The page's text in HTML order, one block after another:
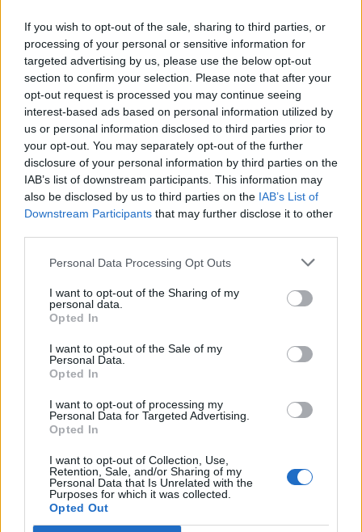
If you wish to opt-out of the sale, sharing to third parties, or
processing of your personal or sensitive information for
targeted advertising by us, please use the below opt-out
section to confirm your selection. Please note that after your
opt-out request is processed you may continue seeing
interest-based ads based on personal information utilized by
us or personal information disclosed to third parties prior to
your opt-out. You may separately opt-out of the further
disclosure of your personal information by third parties on the
IAB’s list of downstream participants. This information may
also be disclosed by us to third parties on the IAB’s List of
Downstream Participants that may further disclose it to other
Personal Data Processing Opt Outs
I want to opt-out of the Sharing of my
personal data.
Opted In
I want to opt-out of the Sale of my
Personal Data.
Opted In
I want to opt-out of processing my
Personal Data for Targeted Advertising.
Opted In
I want to opt-out of Collection, Use,
Retention, Sale, and/or Sharing of my
Personal Data that Is Unrelated with the
Purposes for which it was collected.
Opted Out
l’article
Achat Automobile
Autonomie électrique : ce que vous
devez vraiment connaître avant
d’acheter